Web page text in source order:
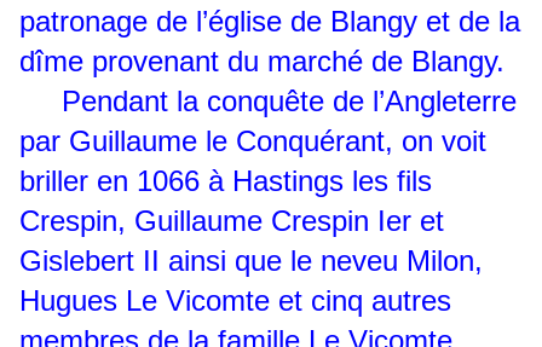
patronage de l’église de Blangy et de la
dîme provenant du marché de Blangy.
Pendant la conquête de l’Angleterre
par Guillaume le Conquérant, on voit
briller en 1066 à Hastings les fils
Crespin, Guillaume Crespin Ier et
Gislebert II ainsi que le neveu Milon,
Hugues Le Vicomte et cinq autres